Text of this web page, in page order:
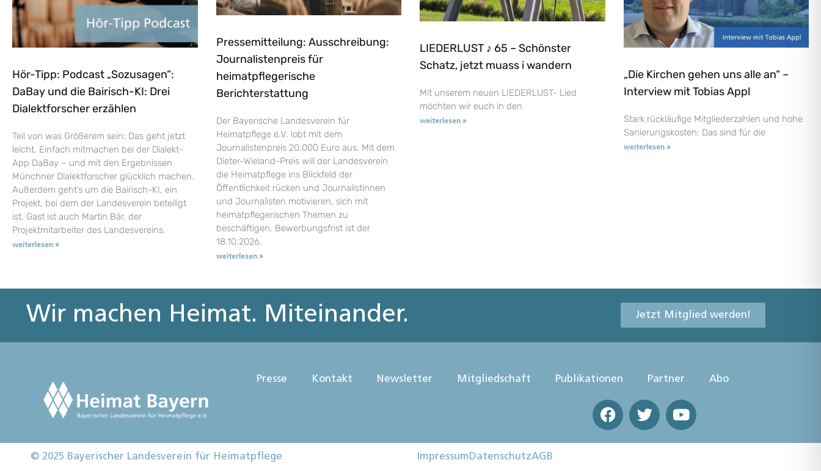
Hör-Tipp: Podcast „Sozusagen“:
DaBay und die Bairisch-KI: Drei
Dialektforscher erzählen
Teil von was Größerem sein: Das geht jetzt
leicht. Einfach mitmachen bei der Dialekt-
App DaBay – und mit den Ergebnissen
Münchner Dialektforscher glücklich machen.
Außerdem geht’s um die Bairisch-KI, ein
Projekt, bei dem der Landesverein beteiligt
ist. Gast ist auch Martin Bär, der
Projektmitarbeiter des Landesvereins.
weiterlesen »
Pressemitteilung: Ausschreibung:
Journalistenpreis für
heimatpflegerische
Berichterstattung
Der Bayerische Landesverein für
Heimatpflege e.V. lobt mit dem
Journalistenpreis 20.000 Euro aus. Mit dem
Dieter-Wieland-Preis will der Landesverein
die Heimatpflege ins Blickfeld der
Öffentlichkeit rücken und Journalistinnen
und Journalisten motivieren, sich mit
heimatpflegerischen Themen zu
beschäftigen. Bewerbungsfrist ist der
18.10.2026.
weiterlesen »
LIEDERLUST ♪ 65 – Schönster
Schatz, jetzt muass i wandern
Mit unserem neuen LIEDERLUST- Lied
möchten wir euch in den
weiterlesen »
„Die Kirchen gehen uns alle an“ –
Interview mit Tobias Appl
Stark rückläufige Mitgliederzahlen und hohe
Sanierungskosten: Das sind für die
weiterlesen »
Wir machen Heimat. Miteinander. Jetzt Mitglied werden!
Presse Kontakt Newsletter Mitgliedschaft Publikationen Partner Abo
© 2025 Bayerischer Landesverein für Heimatpflege ImpressumDatenschutzAGB